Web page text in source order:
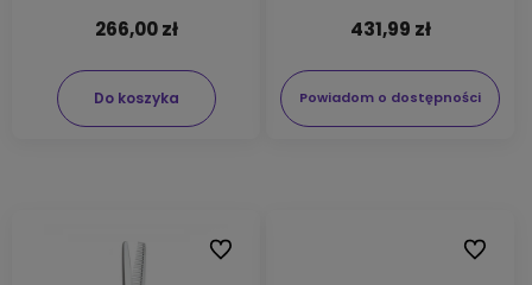
266,00 zł
Do koszyka
431,99 zł
Powiadom o dostępności
Do ulubionych Do